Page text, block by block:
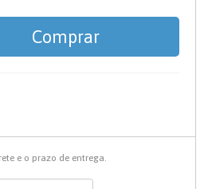
Comprar
e o prazo de entrega.